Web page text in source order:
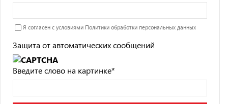
Я согласен с условиями Политики обработки персональных данных
Защита от автоматических сообщений
Введите слово на картинке*